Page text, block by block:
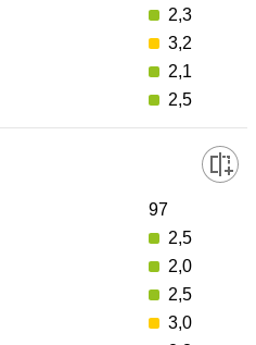
2,3
3,2
2,1
2,5
97
2,5
2,0
2,5
3,0